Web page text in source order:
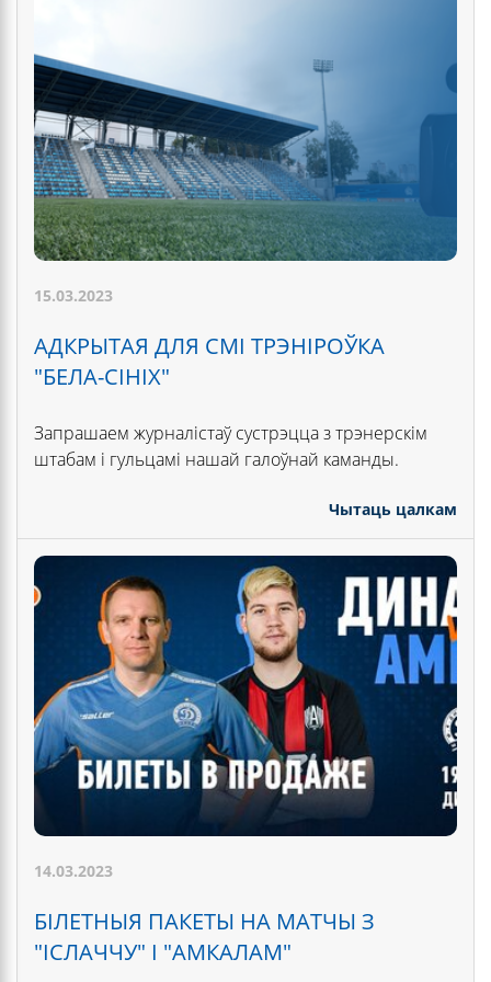
15.03.2023
АДКРЫТАЯ ДЛЯ СМІ ТРЭНІРОЎКА
"БЕЛА-СІНІХ"
Запрашаем журналістаў сустрэцца з трэнерскім
штабам і гульцамі нашай галоўнай каманды.
Чытаць цалкам
14.03.2023
БІЛЕТНЫЯ ПАКЕТЫ НА МАТЧЫ З
"ІСЛАЧЧУ" І "АМКАЛАМ"